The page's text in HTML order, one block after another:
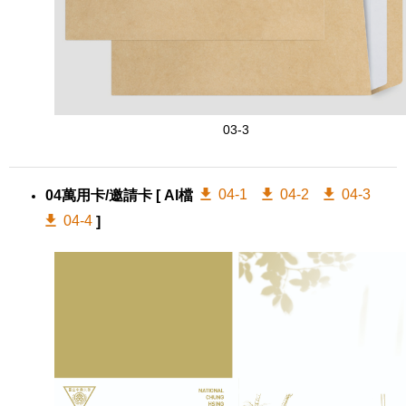
03-3
04萬用卡/邀請卡 [ AI檔 04-1 04-2
04-3
04-4 ]